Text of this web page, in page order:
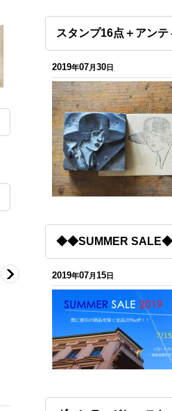
ベルギー・BOCH（ボッホ） C
ARLOTTAシリーズ／カップ&
ソーサー [7741]
ド
イ
[
スタンプ16点＋アン
2019年07月30日
◆◆SUMMER
2019年07月15日